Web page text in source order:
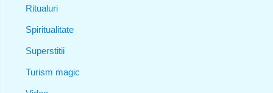
Ritualuri
Spiritualitate
Superstitii
Turism magic